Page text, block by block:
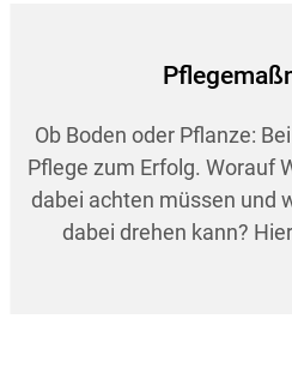
Ob Boden oder Pflanze:
Pflege zum Erfolg. Worauf
dabei achten müssen und
dabei drehen kann?